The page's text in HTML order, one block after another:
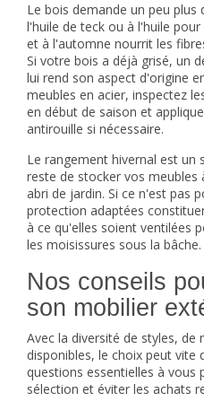
Le bois demande un peu plus
l'huile de teck ou à l'huile
et à l'automne nourrit les
Si votre bois a déjà grisé, un
lui rend son aspect d'origine
meubles en acier, inspectez
en début de saison et
antirouille si nécessaire.
Le rangement hivernal est un
reste de stocker vos
abri de jardin. Si ce n'est pas
protection adaptées
à ce qu'elles soient ventilées
les moisissures sous la bâche.
Nos conseils
son mobilier
Avec la diversité de styles,
disponibles, le choix peut vite
questions essentielles à vous
sélection et éviter les achats